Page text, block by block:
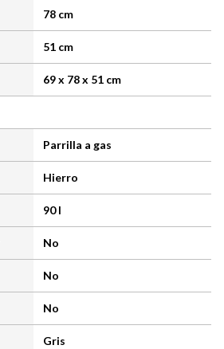
78 cm
51 cm
69 x 78 x 51 cm
Parrilla a gas
Hierro
90 l
No
No
No
Gris